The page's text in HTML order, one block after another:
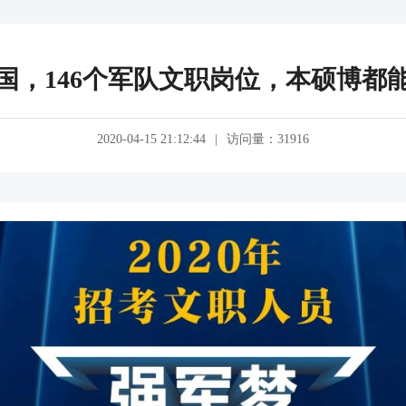
，146个军队文职岗位，本硕博都
2020-04-15 21:12:44 访问量：31916